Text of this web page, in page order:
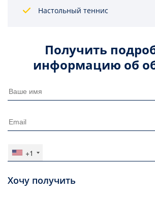
Настольный теннис
Получить
информацию об
+1
Хочу получить